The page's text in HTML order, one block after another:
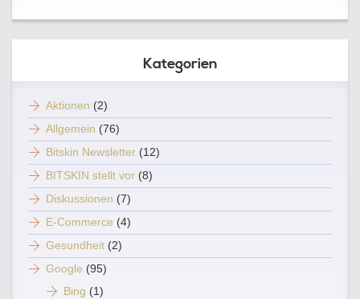
Kategorien
Aktionen (2)
Allgemein (76)
Bitskin Newsletter (12)
BITSKIN stellt vor (8)
Diskussionen (7)
E-Commerce (4)
Gesundheit (2)
Google (95)
Bing (1)